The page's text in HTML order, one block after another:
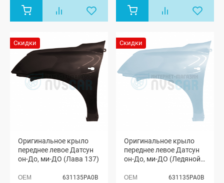
Скидки
Оригинальное крыло
переднее левое Датсун
он-До, ми-ДО (Лава 137)
631135PA0B
Скидки
Оригинальное крыло
переднее левое Датсун
он-До, ми-ДО (Ледяной
631135PA0B